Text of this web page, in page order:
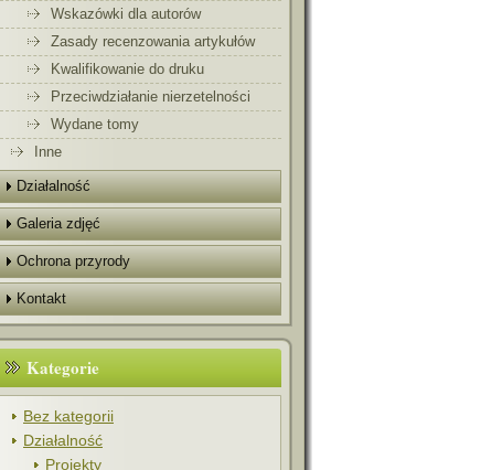
Wskazówki dla autorów
Zasady recenzowania artykułów
Kwalifikowanie do druku
Przeciwdziałanie nierzetelności
Wydane tomy
Inne
Działalność
Galeria zdjęć
Ochrona przyrody
Kontakt
Kategorie
Bez kategorii
Działalność
Projekty